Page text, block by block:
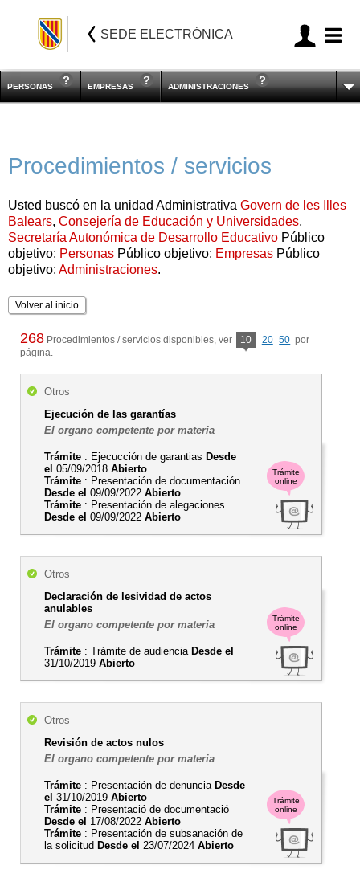
SEDE ELECTRÓNICA
PERSONAS EMPRESAS ADMINISTRACIONES
Procedimientos / servicios
Usted buscó en la unidad Administrativa Govern de les Illes
Balears, Consejería de Educación y Universidades,
Secretaría Autonómica de Desarrollo Educativo Público
objetivo: Personas Público objetivo: Empresas Público
objetivo: Administraciones.
Volver al inicio
268 Procedimientos / servicios disponibles, ver 10 20 50 por
página.
Trámite
online
Otros
Ejecución de las garantías
El organo competente por materia
Trámite : Ejecucción de garantias Desde
el 05/09/2018 Abierto
Trámite : Presentación de documentación
Desde el 09/09/2022 Abierto
Trámite : Presentación de alegaciones
Desde el 09/09/2022 Abierto
Trámite
online
Otros
Declaración de lesividad de actos
anulables
El organo competente por materia
Trámite : Trámite de audiencia Desde el
31/10/2019 Abierto
Trámite
online
Otros
Revisión de actos nulos
El organo competente por materia
Trámite : Presentación de denuncia Desde
el 31/10/2019 Abierto
Trámite : Presentació de documentació
Desde el 17/08/2022 Abierto
Trámite : Presentación de subsanación de
la solicitud Desde el 23/07/2024 Abierto